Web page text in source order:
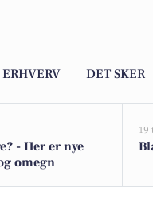
ERHVERV DET SKER
- Her er nye
omegn
19